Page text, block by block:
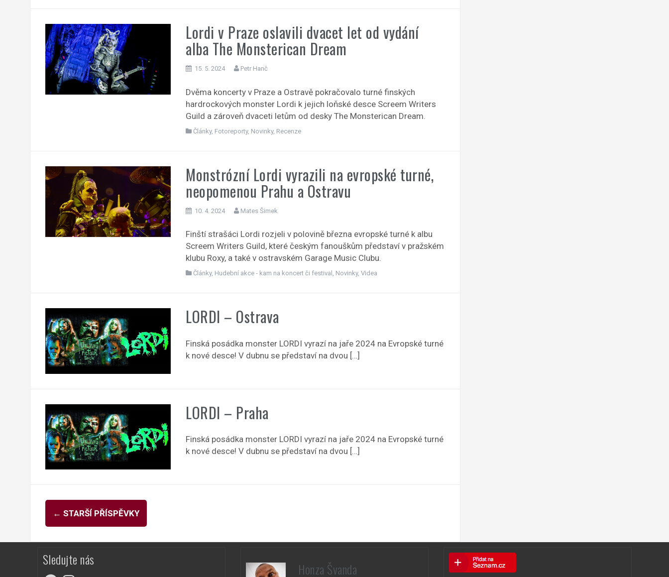
Lordi v Praze oslavili dvacet let od vydání
alba The Monsterican Dream
15. 5. 2024 Petr Hanč
Dvěma koncerty v Praze a Ostravě pokračovalo turné finských
hardrockových monster Lordi k jejich loňské desce Screem Writers
Guild a zároveň dvaceti letům od desky The Monsterican Dream.
Články, Fotoreporty, Novinky, Recenze
Monstrózní Lordi vyrazili na evropské turné,
neopomenou Prahu a Ostravu
10. 4. 2024 Mates Šimek
Finští strašáci Lordi rozjeli v polovině března evropské turné k albu
Screem Writers Guild, které českým fanouškům představí v pražském
klubu Roxy, a také v ostravském Garage Music Clubu.
Články, Hudební akce - kam na koncert či festival , Novinky,Videa
LORDI – Ostrava
Finská posádka monster LORDI vyrazí na jaře 2024 na Evropské turné
k nové desce! V dubnu se představí na dvou […]
LORDI – Praha
Finská posádka monster LORDI vyrazí na jaře 2024 na Evropské turné
k nové desce! V dubnu se představí na dvou […]
Navigace
pro
příspěvky
← STARŠÍ PŘÍSPĚVKY
Sledujte nás
Honza Švanda